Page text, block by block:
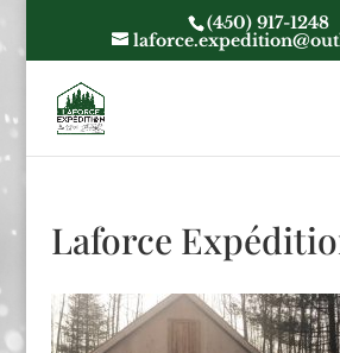
(450) 917-1248
Laforce